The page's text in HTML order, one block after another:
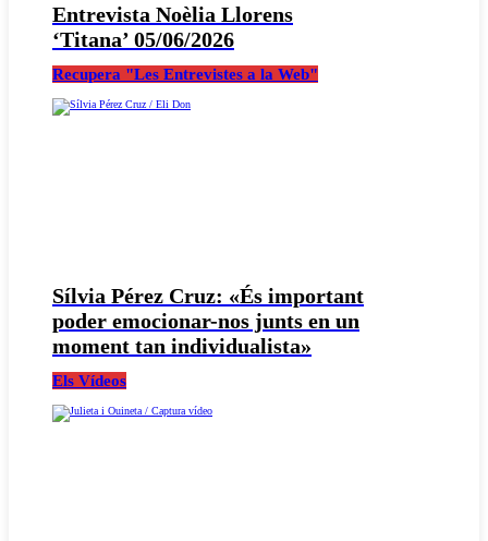
Entrevista Noèlia Llorens
‘Titana’ 05/06/2026
Recupera "Les Entrevistes a la Web"
Sílvia Pérez Cruz: «És important
poder emocionar-nos junts en un
moment tan individualista»
Els Vídeos